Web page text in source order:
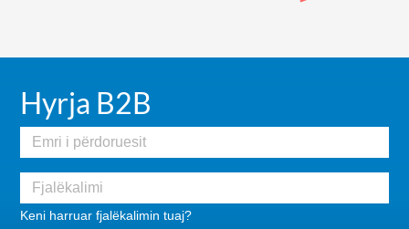
Hyrja B2B
Keni harruar fjalëkalimin tuaj?